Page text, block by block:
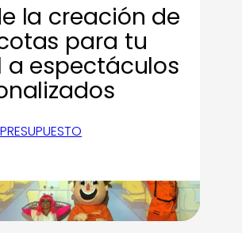
la creación de
para tu
a espectáculos